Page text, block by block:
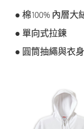
● 棉100% 內層大
● 單向式拉鍊
● 圓筒抽繩與衣